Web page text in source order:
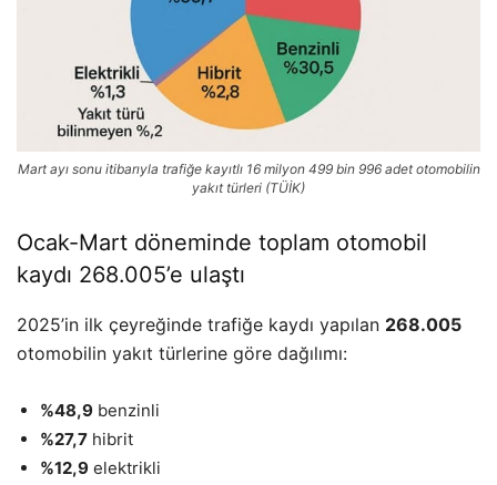
Mart ayı sonu itibarıyla trafiğe kayıtlı 16 milyon 499 bin 996 adet otomobilin
yakıt türleri (TÜİK)
Ocak-Mart döneminde toplam otomobil
kaydı 268.005’e ulaştı
2025’in ilk çeyreğinde trafiğe kaydı yapılan 268.005
otomobilin yakıt türlerine göre dağılımı:
%48,9 benzinli
%27,7 hibrit
%12,9 elektrikli